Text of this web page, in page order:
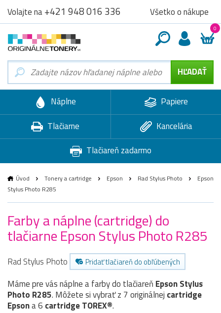
Volajte na+421 948 016 336 Všetko o nákupe
0
Náplne
Papiere
Tlačiarne
Kancelária
Tlačiareň zadarmo
Úvod Tonery a cartridge Epson Rad Stylus Photo
Epson
Stylus Photo R285
Farby a náplne (cartridge) do
tlačiarne Epson Stylus Photo R285
Rad Stylus Photo Pridať tlačiareň do obľúbených
Máme pre vás náplne a farby do tlačiareň Epson Stylus
Photo R285. Môžete si vybrať z 7 originálnej cartridge
Epsona 6 cartridge TOREX®.